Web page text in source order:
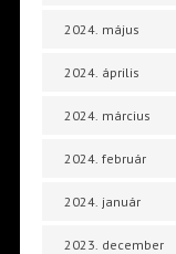
2024. május
2024. április
2024. március
2024. február
2024. január
2023. december